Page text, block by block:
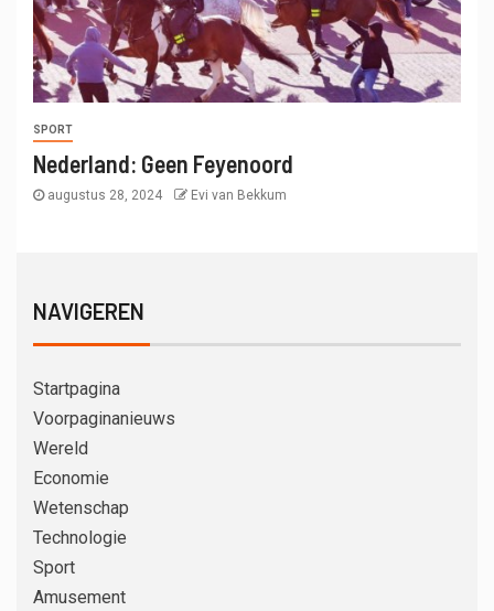
SPORT
Nederland: Geen Feyenoord
augustus 28, 2024 Evi van Bekkum
NAVIGEREN
Startpagina
Voorpaginanieuws
Wereld
Economie
Wetenschap
Technologie
Sport
Amusement